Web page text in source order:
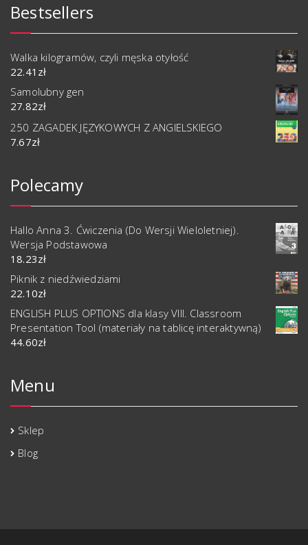
Bestsellers
Walka kilogramów, czyli męska otyłość
22.41 zł
Samolubny gen
27.82zł
250 ZAGADEK JĘZYKOWYCH Z ANGIELSKIEGO
7.67zł
Polecamy
Hallo Anna 3. Ćwiczenia (Do Wersji Wieloletniej).
Wersja Podstawowa
18.23zł
Piknik z niedźwiedziami
22.10zł
ENGLISH PLUS OPTIONS dla klasy VIII. Classroom
Presentation Tool (materiały na tablicę interaktywną)
44.60zł
Menu
Sklep
Blog